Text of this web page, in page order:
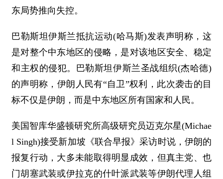
东局势推向失控。
巴勒斯坦伊斯兰抵抗运动(哈马斯)发表声明称，这
是对整个中东地区的侵略，是对该地区安全、稳定
和主权的侵犯。巴勒斯坦伊斯兰圣战组织(杰哈德)
的声明称，伊朗人民有“自卫”权利，此次袭击的目
标不仅是伊朗，而是中东地区所有国家和人民。
美国智库华盛顿研究所高级研究员迈克尔星(Michae
l Singh)接受新加坡《联合早报》采访时说，伊朗的
报复行动，大多未能取得明显成效，但真主党、也
门胡塞武装或伊拉克的什叶派武装等伊朗代理人组